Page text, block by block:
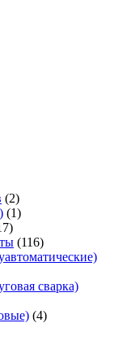
(2)
(1)
(116)
сварка)
(4)